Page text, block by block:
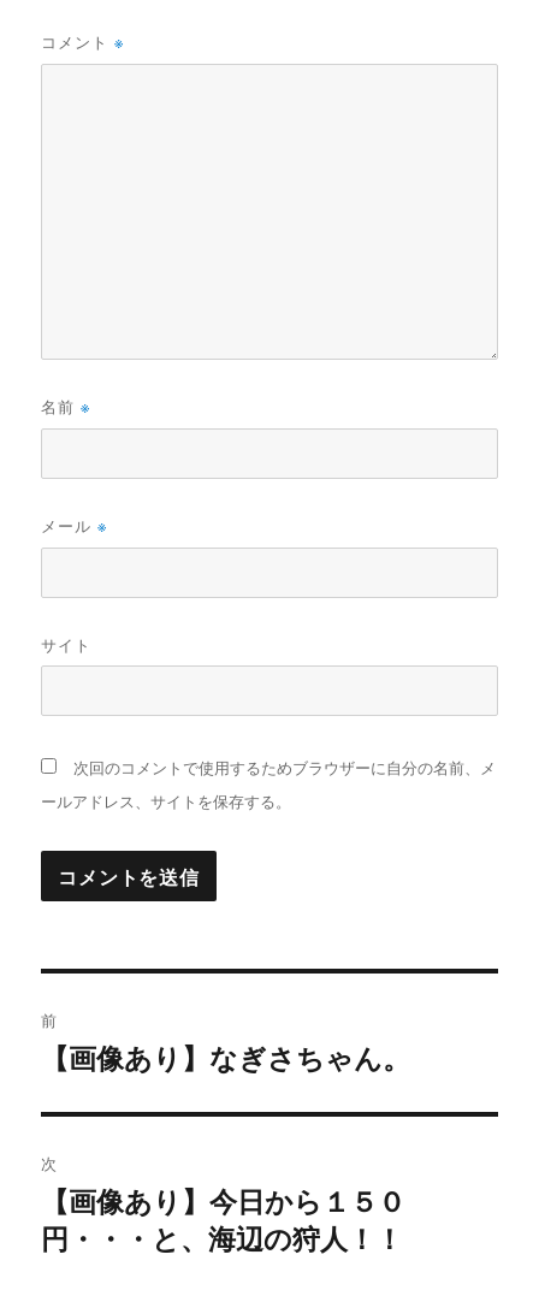
コメント※
名前※
メール※
サイト
次回のコメントで使用するためブラウザーに自分の名前、メ
ールアドレス、サイトを保存する。
稿
ビ
ゲ
ー
前
の
投
稿:
【画像あり】なぎさちゃん。
次
の
【画像あり】今日から１５０
円・・・と、海辺の狩人！！